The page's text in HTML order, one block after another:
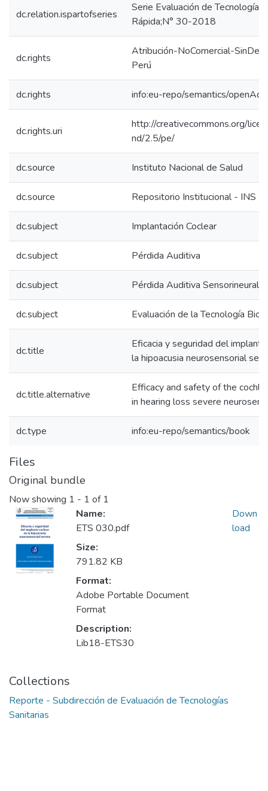
dc.relation.ispartofseries
Serie Evaluación de Tecnología
Rápida;N° 30-2018
dc.rights
Atribución-NoComercial-
Perú
dc.rights info:eu-repo/semantics/
dc.rights.uri
http://creativecommons.org/
nd/2.5/pe/
dc.source Instituto Nacional de Salud
dc.source Repositorio Institucional - INS
dc.subject Implantación Coclear
dc.subject Pérdida Auditiva
dc.subject Pérdida Auditiva Sensorineural
dc.subject Evaluación de la Tecnología
dc.title
Eficacia y seguridad del
la hipoacusia neurosensorial
dc.title.alternative
Efficacy and safety of the
in hearing loss severe
dc.type info:eu-repo/semantics/book
Files
Original bundle
Now showing 1 - 1 of 1
Name:
ETS 030.pdf
Size:
791.82 KB
Format:
Adobe Portable Document
Format
Description:
Lib18-ETS30
Down
load
Collections
Reporte - Subdirección de Evaluación de Tecnologías
Sanitarias